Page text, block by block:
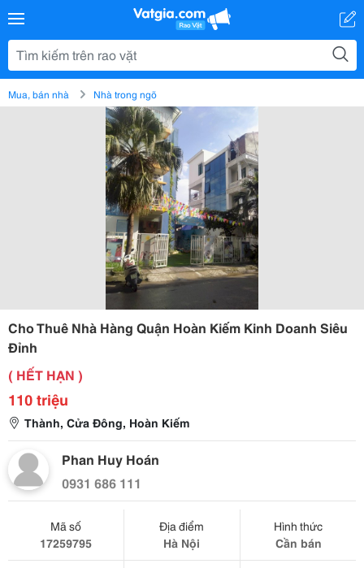
Mua, bán nhà Nhà trong ngõ
Cho Thuê Nhà Hàng Quận Hoàn Kiếm Kinh Doanh Siêu
Đỉnh
( HẾT HẠN )
110 triệu
Thành, Cửa Đông, Hoàn Kiếm
Phan Huy Hoán
0931 686 111
Mã số
17259795
Địa điểm
Hà Nội
Hình thức
Cần bán